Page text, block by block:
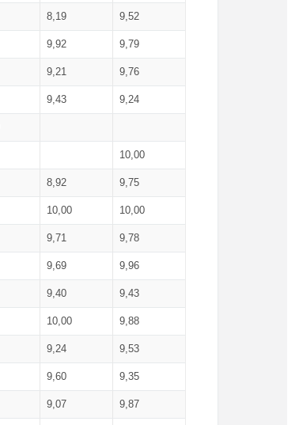
8,19 9,52
9,92 9,79
9,21 9,76
9,43 9,24
10,00
8,92 9,75
10,00 10,00
9,71 9,78
9,69 9,96
9,40 9,43
10,00 9,88
9,24 9,53
9,60 9,35
9,07 9,87